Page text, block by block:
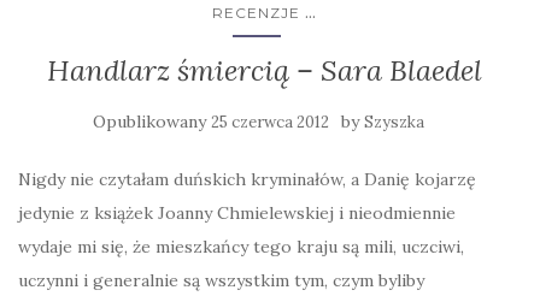
RECENZJE ...
Handlarz śmiercią – Sara Blaedel
Opublikowany25 czerwca 2012 bySzyszka
Nigdy nie czytałam duńskich kryminałów, a Danię kojarzę
jedynie z książek Joanny Chmielewskiej i nieodmiennie
wydaje mi się, że mieszkańcy tego kraju są mili, uczciwi,
uczynni i generalnie są wszystkim tym, czym byliby